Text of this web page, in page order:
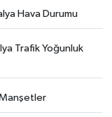
Hava Durumu
Trafik Yoğunluk